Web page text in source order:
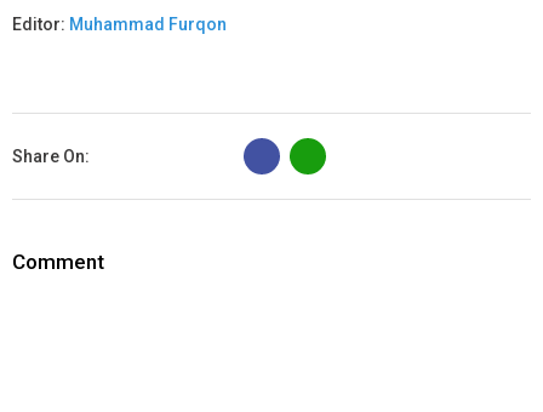
Editor: Muhammad Furqon
Share On:
B
Comment